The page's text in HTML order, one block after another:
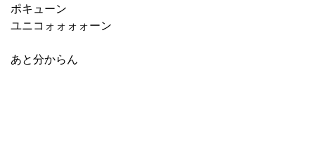
ポキューン
ユニコォォォォーン
あと分からん